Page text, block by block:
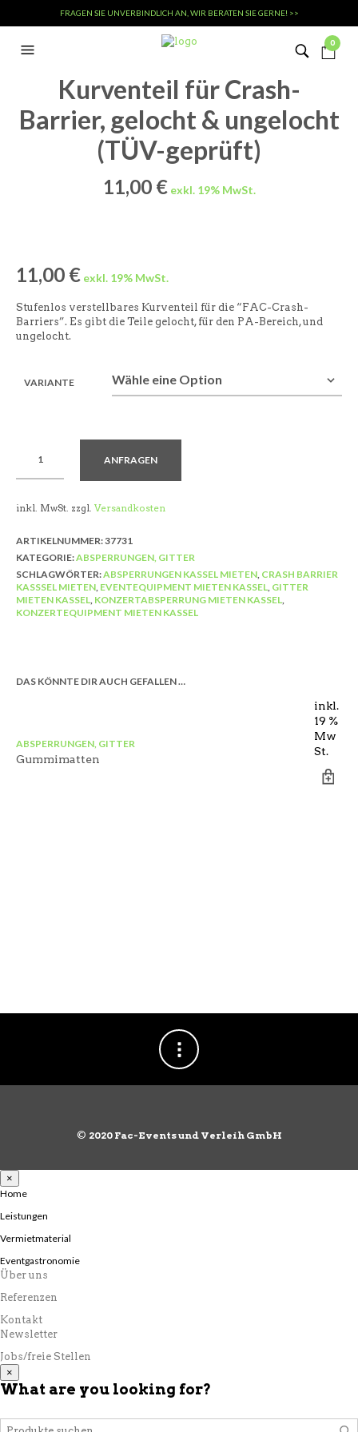
FRAGEN SIE UNVERBINDLICH AN, WIR BERATEN SIE GERNE! >>
0
Kurventeil für Crash-
Barrier, gelocht & ungelocht
(TÜV-geprüft)
11,00 €
11,00 €
Stufenlos verstellbares Kurventeil für die “FAC-Crash-
Barriers”. Es gibt die Teile gelocht, für den PA-Bereich, und
ungelocht.
VARIANTE
ANFRAGEN
inkl. MwSt. zzgl. Versandkosten
ARTIKELNUMMER:37731
KATEGORIE:ABSPERRUNGEN, GITTER
SCHLAGWÖRTER:ABSPERRUNGEN KASSEL MIETEN, CRASH BARRIER
KASSSEL MIETEN, EVENTEQUIPMENT MIETEN KASSEL, GITTER
MIETEN KASSEL, KONZERTABSPERRUNG MIETEN KASSEL,
KONZERTEQUIPMENT MIETEN KASSEL
DAS KÖNNTE DIR AUCH GEFALLEN …
inkl.
19 %
Mw
St.
ABSPERRUNGEN, GITTER
Gummimatten
© 2020 Fac-Events und Verleih GmbH
×
Home
Leistungen
Vermietmaterial
Eventgastronomie
Über uns
Referenzen
Kontakt
Newsletter
Jobs/freie Stellen
×
What are you looking for?